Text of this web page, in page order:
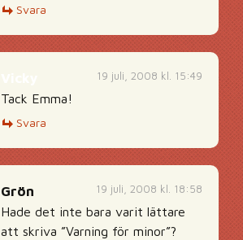
Svara
19 juli, 2008 kl. 15:49
Tack Emma!
Svara
19 juli, 2008 kl. 18:58
Grön
Hade det inte bara varit lättare
att skriva ”Varning för minor”?